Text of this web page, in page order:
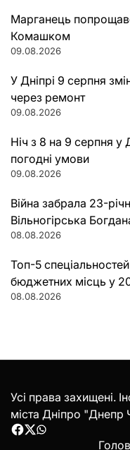
Марганець
Комашком
09.08.2026
У Дніпрі 9 серпня
через ремонт
09.08.2026
Ніч з 8 на 9 серпня у
погодні умови
09.08.2026
Війна забрала 23-
Вільногірська
08.08.2026
Топ-5
бюджетних місць у
08.08.2026
Усі права захищені.
міста Дніпро "Днепр
Facebook
Twitter
WhatsApp